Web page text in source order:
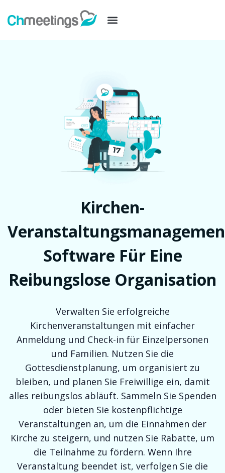
Kirchen-
Software Für Eine
Reibungslose Organisation
Verwalten Sie erfolgreiche
Kirchenveranstaltungen mit einfacher
Anmeldung und Check-in für Einzelpersonen
und Familien. Nutzen Sie die
Gottesdienstplanung, um organisiert zu
bleiben, und planen Sie Freiwillige ein, damit
alles reibungslos abläuft. Sammeln Sie Spenden
oder bieten Sie kostenpflichtige
Veranstaltungen an, um die Einnahmen der
Kirche zu steigern, und nutzen Sie Rabatte, um
die Teilnahme zu fördern. Wenn Ihre
Veranstaltung beendet ist, verfolgen Sie die